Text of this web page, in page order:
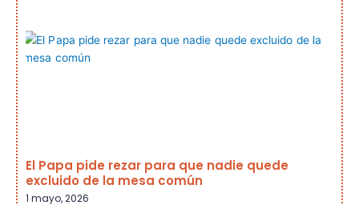
El Papa pide rezar para que nadie quede
excluido de la mesa común
1 mayo, 2026